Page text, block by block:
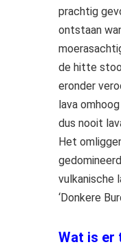
prachtig
ontstaan
de hitte
eronder
lava
dus nooit
Het
vulkanische
‘Donkere
Wat is er